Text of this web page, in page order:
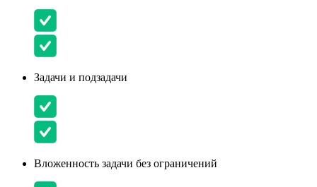
Задачи и подзадачи
Вложенность задачи без ограничений